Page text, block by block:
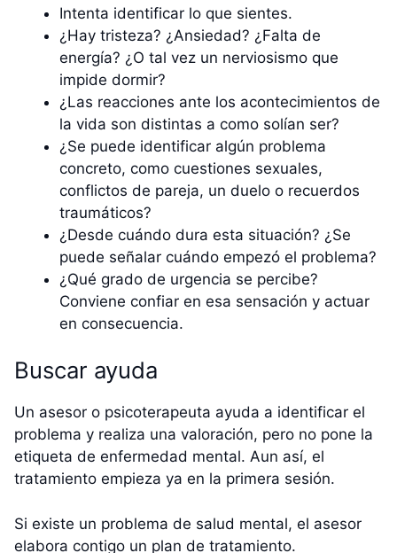
Intenta identificar lo que sientes.
¿Hay tristeza? ¿Ansiedad? ¿Falta de
energía? ¿O tal vez un nerviosismo que
impide dormir?
¿Las reacciones ante los acontecimientos de
la vida son distintas a como solían ser?
¿Se puede identificar algún problema
concreto, como cuestiones sexuales,
conflictos de pareja, un duelo o recuerdos
traumáticos?
¿Desde cuándo dura esta situación? ¿Se
puede señalar cuándo empezó el problema?
¿Qué grado de urgencia se percibe?
Conviene confiar en esa sensación y actuar
en consecuencia.
Buscar ayuda
Un asesor o psicoterapeuta ayuda a identificar el
problema y realiza una valoración, pero no pone la
etiqueta de enfermedad mental. Aun así, el
tratamiento empieza ya en la primera sesión.
Si existe un problema de salud mental, el asesor
elabora contigo un plan de tratamiento.